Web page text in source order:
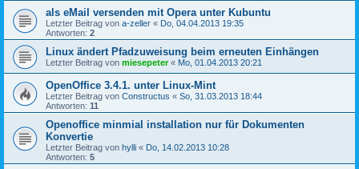
als eMail versenden mit Opera unter Kubuntu
Letzter Beitrag von a-zeller « Do, 04.04.2013 19:35
Antworten: 2
Linux ändert Pfadzuweisung beim erneuten Einhängen
Letzter Beitrag von miesepeter« Mo, 01.04.2013 20:21
OpenOffice 3.4.1. unter Linux-Mint
Letzter Beitrag von Constructus « So, 31.03.2013 18:44
Antworten: 11
Openoffice minmial installation nur für Dokumenten
Konvertie
Letzter Beitrag von hylli « Do, 14.02.2013 10:28
Antworten: 5